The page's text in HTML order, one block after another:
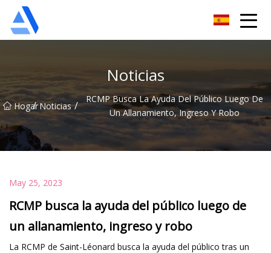
Noticias
Hogar
/ Noticias /
RCMP Busca La Ayuda Del Público Luego De
Un Allanamiento, Ingreso Y Robo
May 25, 2023
RCMP busca la ayuda del público luego de
un allanamiento, ingreso y robo
La RCMP de Saint-Léonard busca la ayuda del público tras un